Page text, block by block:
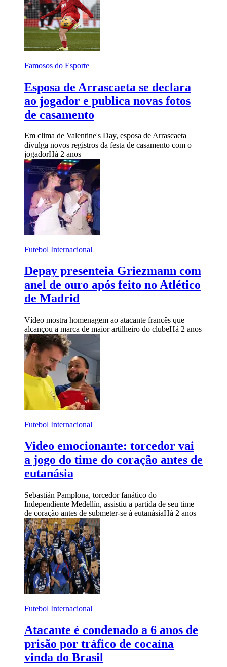
Famosos do Esporte
Esposa de Arrascaeta se declara
ao jogador e publica novas fotos
de casamento
Em clima de Valentine's Day, esposa de Arrascaeta
divulga novos registros da festa de casamento com o
jogadorHá 2 anos
Futebol Internacional
Depay presenteia Griezmann com
anel de ouro após feito no Atlético
de Madrid
Vídeo mostra homenagem ao atacante francês que
alcançou a marca de maior artilheiro do clubeHá 2 anos
Futebol Internacional
Video emocionante: torcedor vai
a jogo do time do coração antes de
eutanásia
Sebastián Pamplona, torcedor fanático do
Independiente Medellín, assistiu a partida de seu time
de coração antes de submeter-se à eutanásiaHá 2 anos
Futebol Internacional
Atacante é condenado a 6 anos de
prisão por tráfico de cocaína
vinda do Brasil